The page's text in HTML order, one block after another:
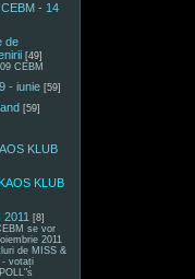
- 14
de
[49]
CEBM
- iunie [59]
[59]
KLUB
KLUB
[8]
se vor
2011
de MISS &
- votați